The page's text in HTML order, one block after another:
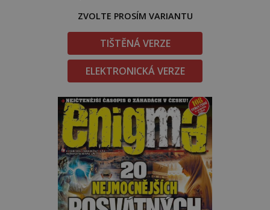
ZVOLTE PROSÍM VARIANTU
TIŠTĚNÁ VERZE
ELEKTRONICKÁ VERZE